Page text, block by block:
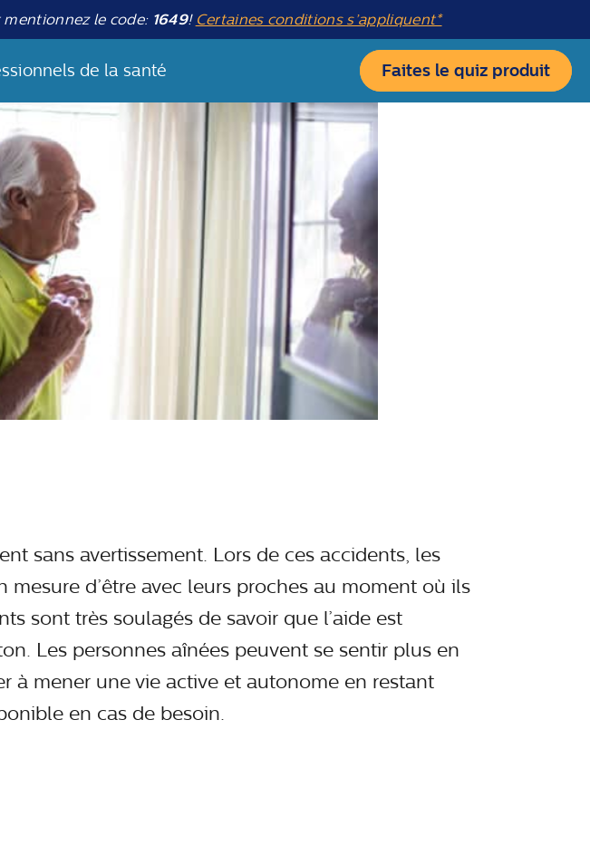
le code: 1649! Certaines conditions s’appliquent*
de la santé Faites le quiz produit
sans avertissement. Lors de ces accidents, les
d’être avec leurs proches au moment où ils
sont très soulagés de savoir que l’aide est
Les personnes aînées peuvent se sentir plus en
à mener une vie active et autonome en restant
en cas de besoin.